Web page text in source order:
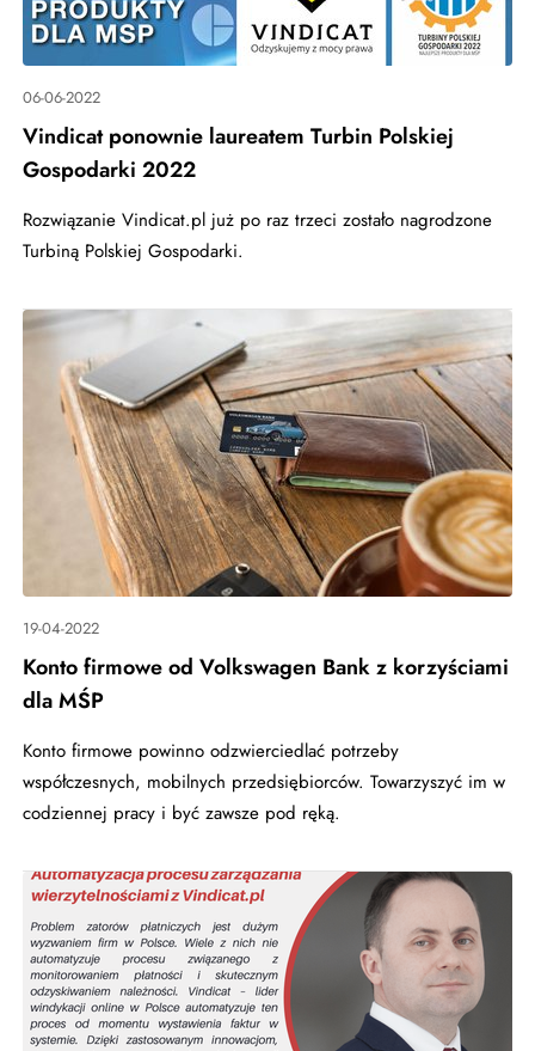
06-06-2022
Vindicat ponownie laureatem Turbin Polskiej
Gospodarki 2022
Rozwiązanie Vindicat.pl już po raz trzeci zostało nagrodzone
Turbiną Polskiej Gospodarki.
19-04-2022
Konto firmowe od Volkswagen Bank z korzyściami
dla MŚP
Konto firmowe powinno odzwierciedlać potrzeby
współczesnych, mobilnych przedsiębiorców. Towarzyszyć im w
codziennej pracy i być zawsze pod ręką.